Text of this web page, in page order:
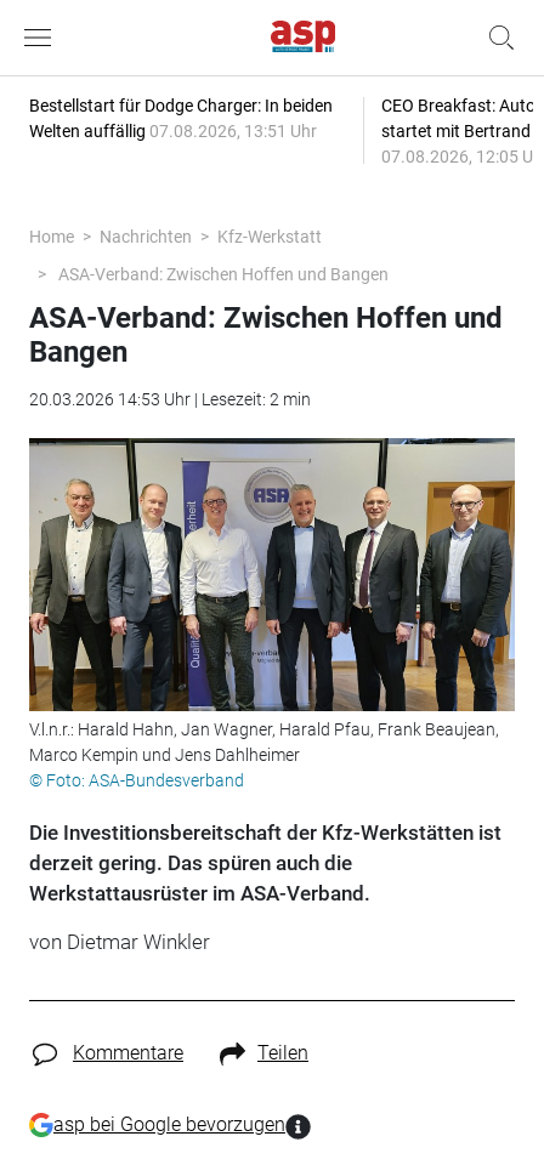
Bestellstart für Dodge Charger: In beiden
Welten auffällig 07.08.2026, 13:51 Uhr
CEO Breakfast:
startet mit Bertrand
07.08.2026, 12:05
Home Nachrichten
Kfz-Werkstatt
ASA-Verband: Zwischen Hoffen und Bangen
ASA-Verband: Zwischen Hoffen und
Bangen
20.03.2026 14:53 Uhr | Lesezeit: 2 min
V.l.n.r.: Harald Hahn, Jan Wagner, Harald Pfau, Frank Beaujean,
Marco Kempin und Jens Dahlheimer
© Foto: ASA-Bundesverband
Die Investitionsbereitschaft der Kfz-Werkstätten ist
derzeit gering. Das spüren auch die
Werkstattausrüster im ASA-Verband.
von Dietmar Winkler
Kommentare Teilen
asp bei Google bevorzugen